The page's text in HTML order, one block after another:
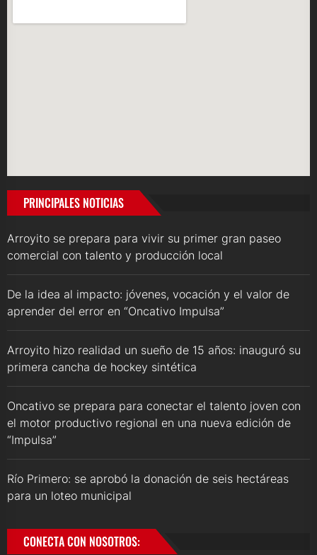
PRINCIPALES NOTICIAS
Arroyito se prepara para vivir su primer gran paseo
comercial con talento y producción local
De la idea al impacto: jóvenes, vocación y el valor de
aprender del error en “Oncativo Impulsa”
Arroyito hizo realidad un sueño de 15 años: inauguró su
primera cancha de hockey sintética
Oncativo se prepara para conectar el talento joven con
el motor productivo regional en una nueva edición de
“Impulsa”
Río Primero: se aprobó la donación de seis hectáreas
para un loteo municipal
CONECTA CON NOSOTROS: